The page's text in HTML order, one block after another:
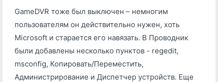
GameDVR тоже был выключен – немногим
пользователям он действительно нужен, хоть
Microsoft и старается его навязать. В Проводник
были добавлены несколько пунктов - regedit,
msconfig, Копировать/Переместить,
Администрирование и Диспетчер устройств. Еще